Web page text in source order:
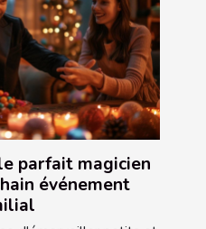
parfait magicien
événement